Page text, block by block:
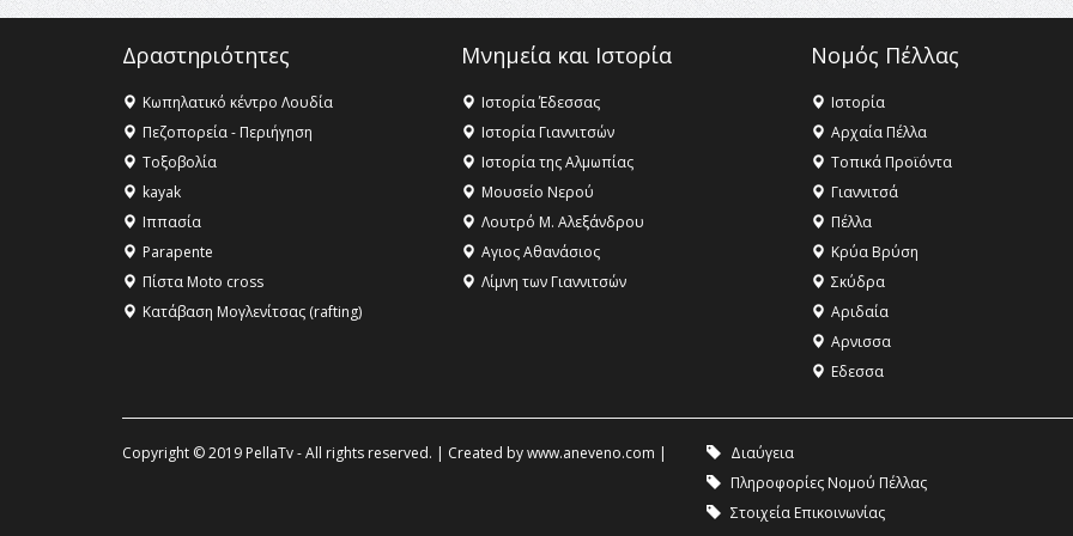
Δραστηριότητες
Κωπηλατικό κέντρο Λουδία
Πεζοπορεία - Περιήγηση
Τοξοβολία
kayak
Ιππασία
Parapente
Πίστα Moto cross
Κατάβαση Μογλενίτσας (rafting)
Μνημεία και Ιστορία
Ιστορία Έδεσσας
Ιστορία Γιαννιτσών
Ιστορία της Αλμωπίας
Μουσείο Νερού
Λουτρό Μ. Αλεξάνδρου
Αγιος Αθανάσιος
Λίμνη των Γιαννιτσών
Νομός Πέλλας
Ιστορία
Αρχαία Πέλλα
Τοπικά Προϊόντα
Γιαννιτσά
Πέλλα
Κρύα Βρύση
Σκύδρα
Αριδαία
Aρνισσα
Eδεσσα
Copyright © 2019 PellaTv - All rights reserved. | Created bywww.aneveno.com | Διαύγεια
Πληροφορίες Νομού Πέλλας
Στοιχεία Επικοινωνίας